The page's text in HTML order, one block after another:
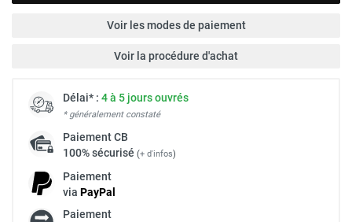
Voir les modes de paiement
Voir la procédure d'achat
Délai* : 4 à 5 jours ouvrés
* généralement constaté
PaiementCB
100% sécurisé (+ d'infos)
Paiement
via PayPal
Paiement